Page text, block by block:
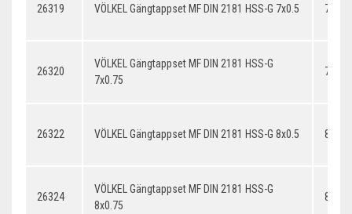
26319 VÖLKEL Gängtappset MF DIN 2181 HSS-G 7x0.5 7x0.5
26320
VÖLKEL Gängtappset MF DIN 2181 HSS-G
7x0.75
26322 VÖLKEL Gängtappset MF DIN 2181 HSS-G 8x0.5 8x0.5
26324
VÖLKEL Gängtappset MF DIN 2181 HSS-G
8x0.75